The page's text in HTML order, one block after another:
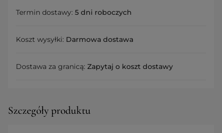
Termin dostawy: 5 dni roboczych
Koszt wysyłki: Darmowa dostawa
Dostawa za granicą: Zapytaj o koszt dostawy
Szczegóły produktu